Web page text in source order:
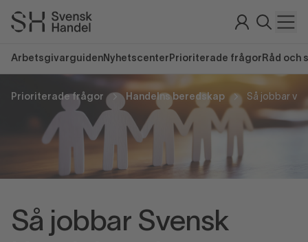
Arbetsgivarguiden Nyhetscenter Prioriterade frågor Råd och
Prioriterade frågor Handelns beredskap Så jobbar vi
Så jobbar Svensk